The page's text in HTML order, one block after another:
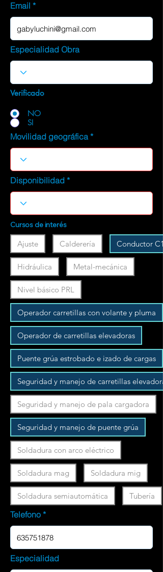
Email
Especialidad Obra
Verificado
NO
SI
Movilidad geográfica
Disponibilidad
Cursos de interés
Ajuste Calderería Conductor C1
Hidráulica Metal-mecánica
Nivel básico PRL
Operador carretillas con volante y pluma
Operador de carretillas elevadoras
Puente grúa estrobado e izado de cargas
Seguridad y manejo de carretillas
Seguridad y manejo de pala cargadora
Seguridad y manejo de puente grúa
Soldadura con arco eléctrico
Soldadura mag Soldadura mig
Soldadura semiautomática Tubería
Telefono
Especialidad